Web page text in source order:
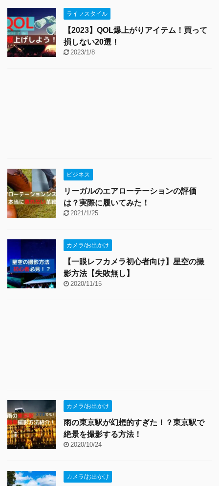
ライフスタイル
【2023】QOL爆上がりアイテム！買って
損しない20選！
2023/1/8
ビジネス
リーガルのエアローテーションの評価
は？実際に履いてみた！
2021/1/25
カメラ/お出かけ
【一眼レフカメラ初心者向け】星空の撮
影方法【失敗無し】
2020/11/15
カメラ/お出かけ
雨の東京駅が幻想的すぎた！？東京駅で
絶景を撮影する方法！
2020/10/24
カメラ/お出かけ